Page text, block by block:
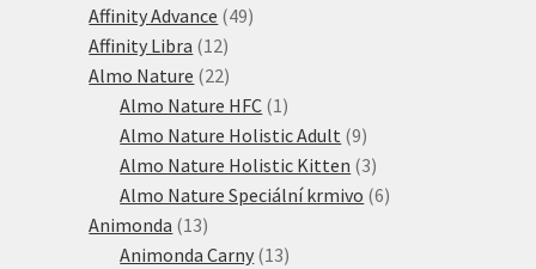
produkty
Affinity Advance 4949
Affinity Libra 1212
produktů
Almo Nature 2222
produktů
Almo Nature HFC 1 1
produkt
Almo Nature Holistic Adult 99
produktů
Almo Nature Holistic Kitten 33
produkty
Almo Nature Speciální krmivo 66
Animonda 1313
produktů
Animonda Carny 1313